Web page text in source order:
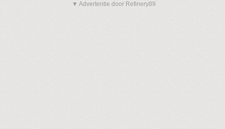
▼ Advertentie door Refinery89